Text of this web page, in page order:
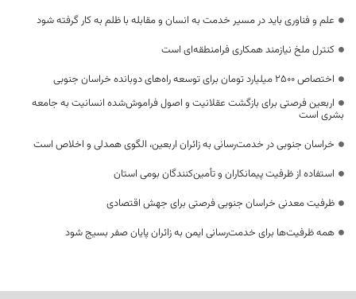
علم و فناوری باید در مسیر خدمت به انسان و مقابله با ظلم به کار گرفته شود
کنترل ملخ نیازمند همکاری فرامنطقه‌ای است
اختصاص 2500 میلیارد تومان برای توسعه راه‌های دوبانده خراسان جنوبی
اربعین فرصتی برای بازگشت عقلانیت و اصول فراموش‌شده انسانیت به جامعه
بشری است
خراسان جنوبی در خدمت‌رسانی به زائران اربعین، الگوی همدلی و اخلاص است
استفاده از ظرفیت پیمانکاران و تأمین‌کنندگان بومی استان
ظرفیت معدنی خراسان جنوبی فرصتی برای جهش اقتصادی
همه ظرفیت‌ها برای خدمت‌رسانی ایمن به زائران پایان صفر بسیج شود